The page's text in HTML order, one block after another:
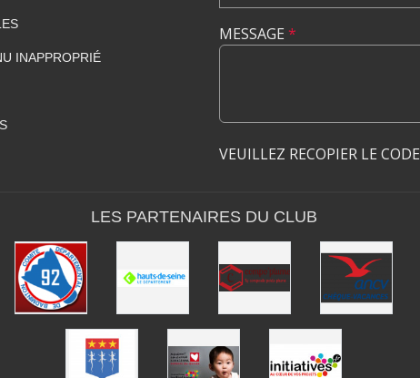
INAPPROPRIÉ
MESSAGE *
VEUILLEZ RECOPIER LE CODE
LES PARTENAIRES DU CLUB